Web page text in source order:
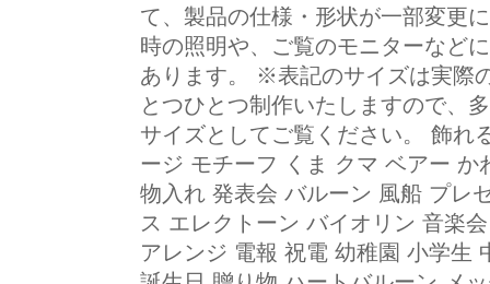
て、製品の仕様・形状が一部変更
時の照明や、ご覧のモニターなど
あります。 ※表記のサイズは実際
とつひとつ制作いたしますので、
サイズとしてご覧ください。 飾れ
ージ モチーフ くま クマ ベアー
物入れ 発表会 バルーン 風船 プレ
ス エレクトーン バイオリン 音楽
アレンジ 電報 祝電 幼稚園 小学生